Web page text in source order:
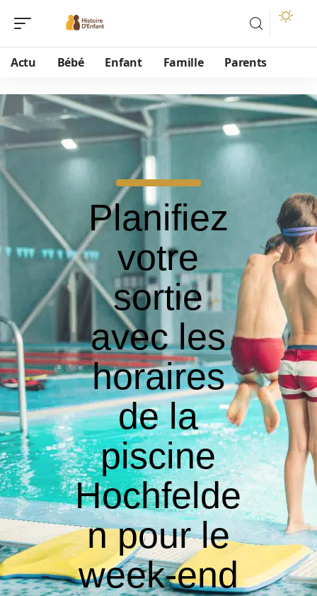
Actu Bébé Enfant Famille Parents
Planifiez
votre
sortie
avec les
horaires
de la
piscine
Hochfelde
n pour le
week-end